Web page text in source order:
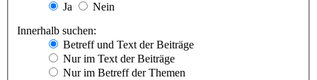
Ja
Nein
Innerhalb suchen:
Betreff und Text der Beiträge
Nur im Text der Beiträge
Nur im Betreff der Themen